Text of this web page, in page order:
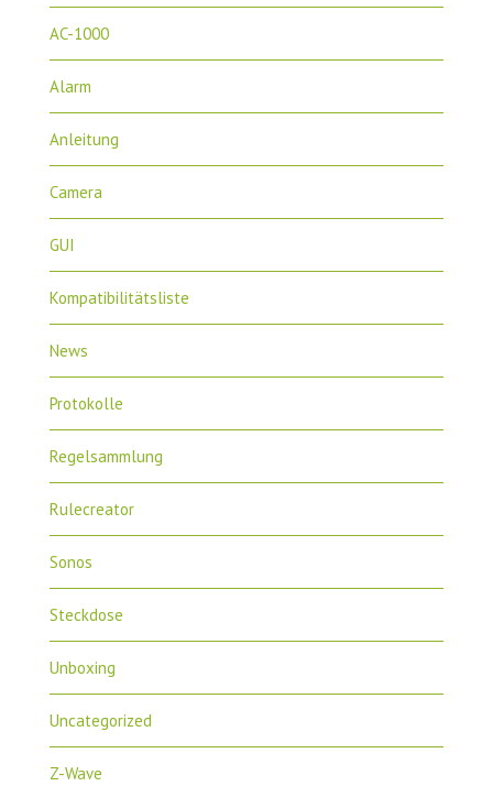
AC-1000
Alarm
Anleitung
Camera
GUI
Kompatibilitätsliste
News
Protokolle
Regelsammlung
Rulecreator
Sonos
Steckdose
Unboxing
Uncategorized
Z-Wave